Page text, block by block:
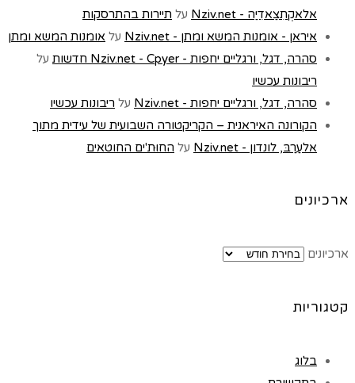
אלאקְתִצַאדִיַה - Nziv.net
על תיירות בהתרסקות
איראן - אומנות המשא ומתן - Nziv.net
על אומנות המשא ומתן
סהרה, דגל, ורגליים יחפות - Nziv.net - Cpyer חדשות
על
ריבונות עכשיו
סהרה, דגל, ורגליים יחפות - Nziv.net
על ריבונות עכשיו
הקורונה האיראנית – הקריקטורה השבועית של עידית מתוך
אלעַרַבּ, לונדון - Nziv.net
על החוּת'ים החוטאים
ארכיונים
ארכיונים
קטגוריות
בלוג